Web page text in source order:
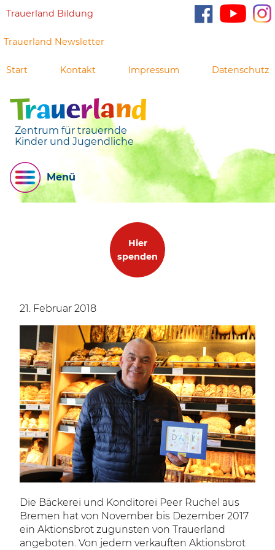
Trauerland Bildung
Trauerland Newsletter
Start Kontakt Impressum Datenschutz
Zentrum für trauernde
Kinder und Jugendliche
Menü
Hier
spenden
21. Februar 2018
Die Bäckerei und Konditorei Peer Ruchel aus
Bremen hat von November bis Dezember 2017
ein Aktionsbrot zugunsten von Trauerland
angeboten. Von jedem verkauften Aktionsbrot